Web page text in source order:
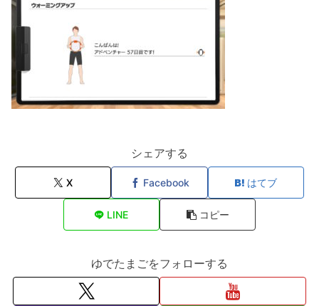
シェアする
X Facebook はてブ
LINE コピー
ゆでたまごをフォローする